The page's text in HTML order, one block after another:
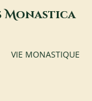
Monastica
VIE MONASTIQUE